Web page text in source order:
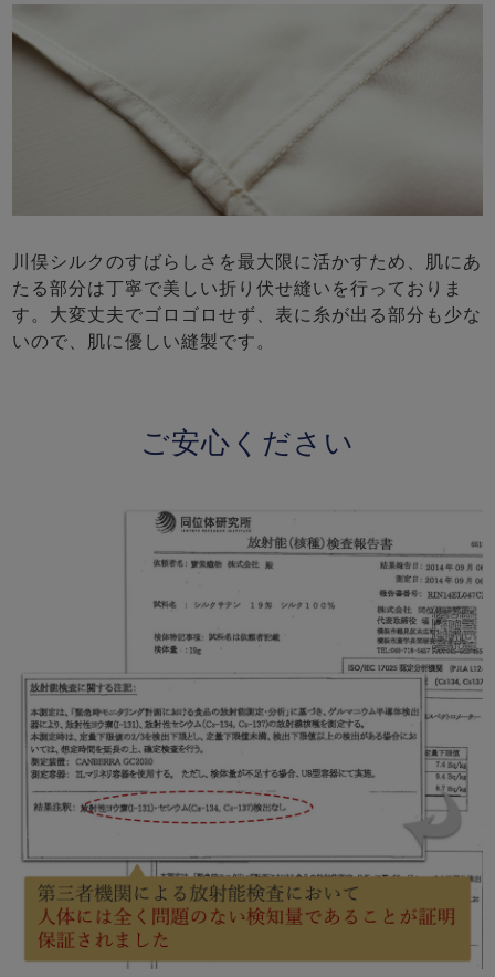
川俣シルクのすばらしさを最大限に活かすため、肌にあ
たる部分は丁寧で美しい折り伏せ縫いを行っておりま
す。大変丈夫でゴロゴロせず、表に糸が出る部分も少な
いので、肌に優しい縫製です。
ご安心ください